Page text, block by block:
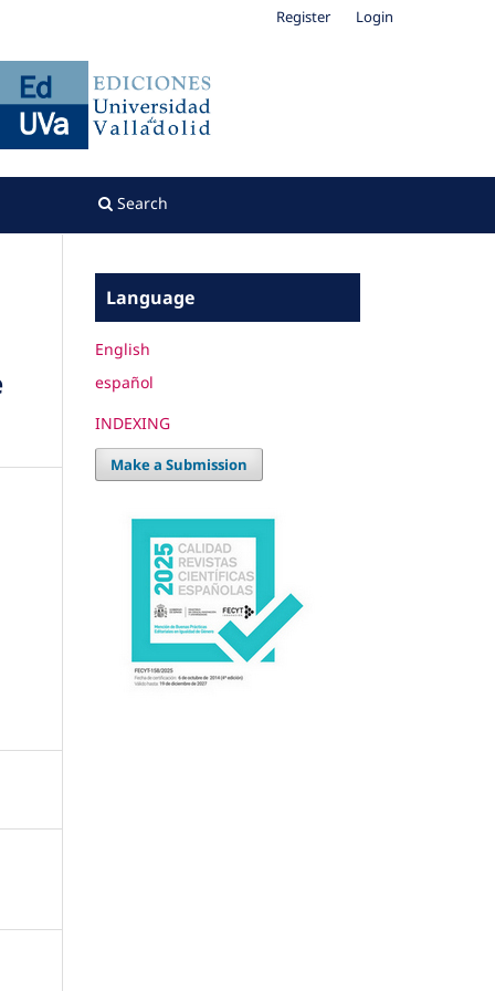
Search
Register Login
Language
English
español
INDEXING
Make a Submission